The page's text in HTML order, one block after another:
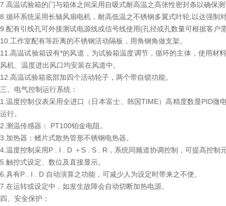
7.高温试验箱的门与箱体之间采用自吸式耐高温之高张性密封条以确保
8.循环系统采用长轴风扇电机，耐高低温之不锈钢多翼式叶轮,以达强制
9.配有引线孔可外接测试电源线或信号线使用(孔径或孔数量可根据客户
10.工作室配有等距离的不锈钢活动隔板，用角钢角做支架。
11.高温试验箱设有*的风道，为试验箱温度调节，循环的主体，使用
风机、温度进出风口均安装在风道中。
12.高温试验箱底部加四个活动轮子，两个带自锁功能。
三、电气控制运行系统：
1.温度控制仪表采用全进口（日本富士、韩国TIME）高精度数显PID
运行。
2.测温传感器： PT100铂金电阻。
3.加热器：鳍片式散热管形不锈钢电热器。
4.温度控制采用P . I . D ＋S . S . R，系统同频道协调控制，可提高控制
5.触控式设定、数位及直接显示。
6.具有P . I . D 自动演算之功能，可减少人为设定时带来之不便。
7.在运转或设定中，如发生故障会自动切断加热电源。
四、安全保护：